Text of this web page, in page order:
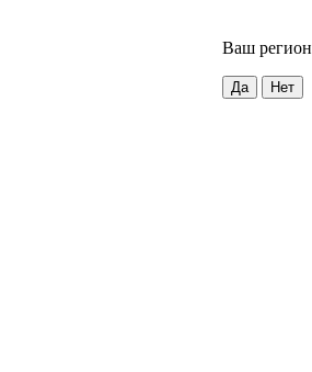
Ваш регион